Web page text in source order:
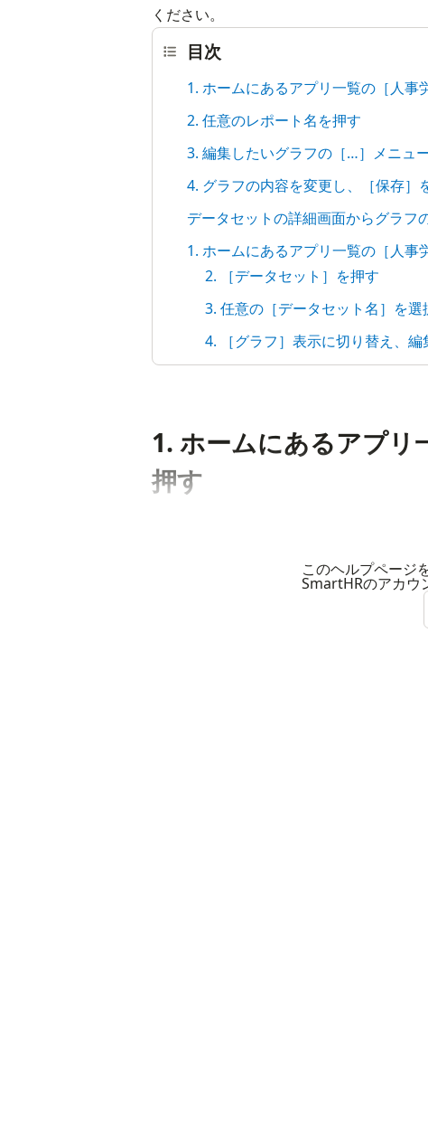
ください。
目次
1. ホームにあるアプリ一覧の［人事
2. 任意のレポート名を押す
3. 編集したいグラフの［…］メニュ
4. グラフの内容を変更し、［保存］
データセットの詳細画面からグラフ
1. ホームにあるアプリ一覧の［人事
2. ［データセット］を押す
3. 任意の［データセット名］を選
4. ［グラフ］表示に切り替え、
1. ホームにあるアプリ
押す
このヘルプページ
SmartHRのアカウ